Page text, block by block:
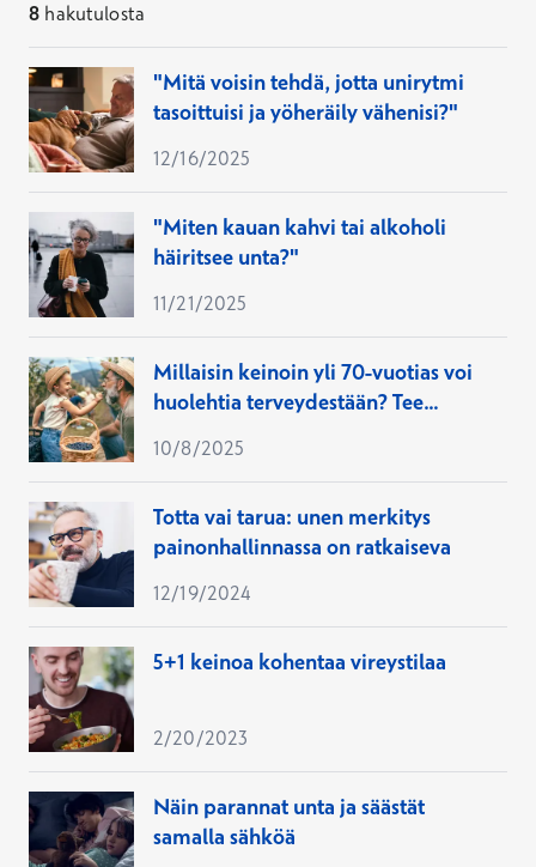
8 hakutulosta
"Mitä voisin tehdä, jotta unirytmi
tasoittuisi ja yöheräily vähenisi?"
12/16/2025
"Miten kauan kahvi tai alkoholi
häiritsee unta?"
11/21/2025
Millaisin keinoin yli 70-vuotias voi
huolehtia terveydestään? Tee
10/8/2025
Totta vai tarua: unen merkitys
painonhallinnassa on ratkaiseva
12/19/2024
5+1 keinoa kohentaa vireystilaa
2/20/2023
Näin parannat unta ja säästät
samalla sähköä